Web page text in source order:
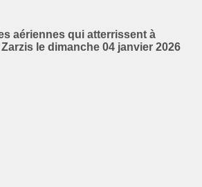
aériennes qui atterrissent à
le dimanche 04 janvier 2026